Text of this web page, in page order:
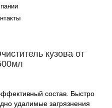
кузова от
состав. Быстро
удалимые загрязнения